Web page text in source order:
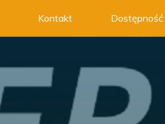
Kontakt Dostępność